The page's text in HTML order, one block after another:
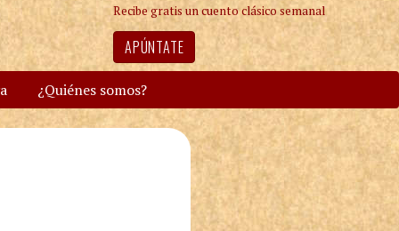
Recibe gratis un cuento clásico semanal
APÚNTATE
¿Quiénes somos?